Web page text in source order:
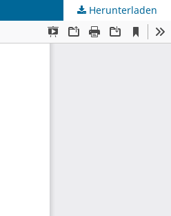
Herunterladen